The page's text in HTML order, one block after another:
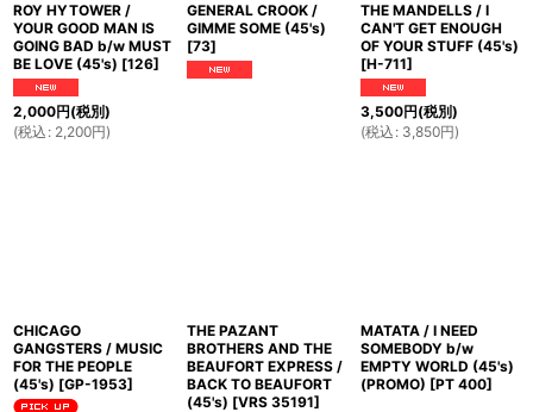
ROY HYTOWER /
YOUR GOOD MAN IS
GOING BAD b/w MUST
BE LOVE (45's) [126]
2,000円(税別)
(税込 : 2,200円)
GENERAL CROOK /
GIMME SOME (45's)
[73]
THE MANDELLS / I
CAN'T GET ENOUGH
OF YOUR STUFF (45's)
[H-711]
3,500円(税別)
(税込 : 3,850円)
CHICAGO
GANGSTERS / MUSIC
FOR THE PEOPLE
(45's) [GP-1953]
THE PAZANT
BROTHERS AND THE
BEAUFORT EXPRESS /
BACK TO BEAUFORT
(45's) [VRS 35191]
MATATA / I NEED
SOMEBODY b/w
EMPTY WORLD (45's)
(PROMO) [PT 400]